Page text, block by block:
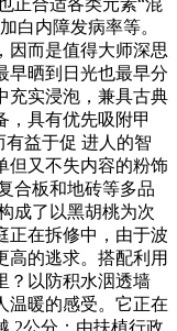
白内障发病率等。
因而是值得大师深思
早晒到日光也最早分
充实浸泡，兼具古典
，具有优先吸附甲
益于促 进人的智
但又不失内容的粉饰
合板和地砖等多品
成了以黑胡桃为次
正在拆修中，由于波
高的逃求。搭配利用
？以防积水洇透墙
温暖的感受。它正在
2公分；由扶植行政